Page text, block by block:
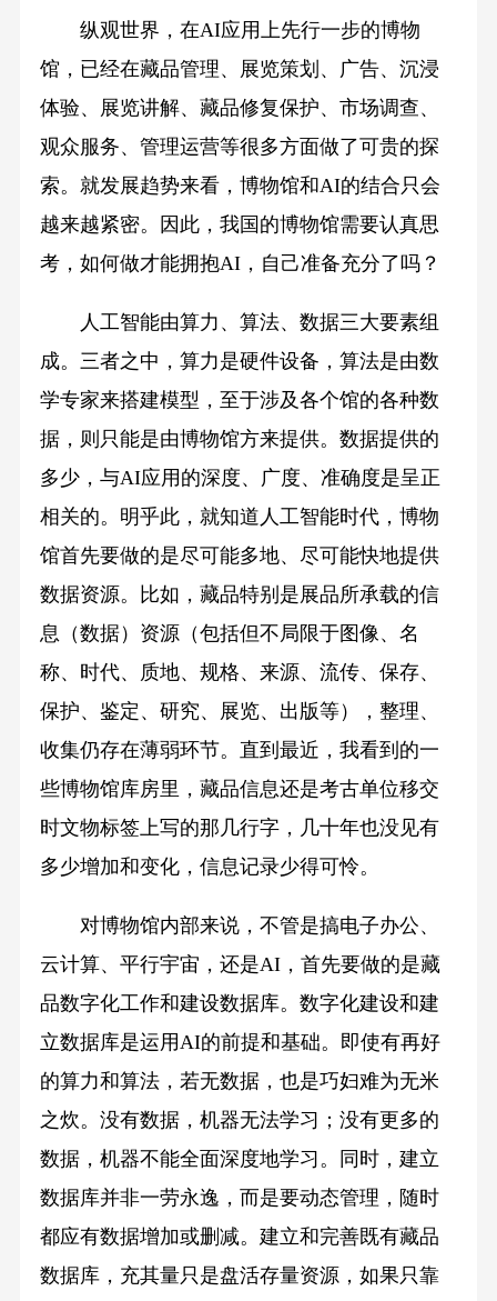
纵观世界，在AI应用上先行一步的博物
馆，已经在藏品管理、展览策划、广告、沉浸
体验、展览讲解、藏品修复保护、市场调查、
观众服务、管理运营等很多方面做了可贵的探
索。就发展趋势来看，博物馆和AI的结合只会
越来越紧密。因此，我国的博物馆需要认真思
考，如何做才能拥抱AI，自己准备充分了吗？
人工智能由算力、算法、数据三大要素组
成。三者之中，算力是硬件设备，算法是由数
学专家来搭建模型，至于涉及各个馆的各种数
据，则只能是由博物馆方来提供。数据提供的
多少，与AI应用的深度、广度、准确度是呈正
相关的。明乎此，就知道人工智能时代，博物
馆首先要做的是尽可能多地、尽可能快地提供
数据资源。比如，藏品特别是展品所承载的信
息（数据）资源（包括但不局限于图像、名
称、时代、质地、规格、来源、流传、保存、
保护、鉴定、研究、展览、出版等），整理、
收集仍存在薄弱环节。直到最近，我看到的一
些博物馆库房里，藏品信息还是考古单位移交
时文物标签上写的那几行字，几十年也没见有
多少增加和变化，信息记录少得可怜。
对博物馆内部来说，不管是搞电子办公、
云计算、平行宇宙，还是AI，首先要做的是藏
品数字化工作和建设数据库。数字化建设和建
立数据库是运用AI的前提和基础。即使有再好
的算力和算法，若无数据，也是巧妇难为无米
之炊。没有数据，机器无法学习；没有更多的
数据，机器不能全面深度地学习。同时，建立
数据库并非一劳永逸，而是要动态管理，随时
都应有数据增加或删减。建立和完善既有藏品
数据库，充其量只是盘活存量资源，如果只靠